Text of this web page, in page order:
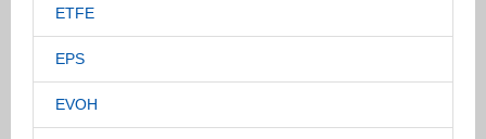
ETFE
EPS
EVOH